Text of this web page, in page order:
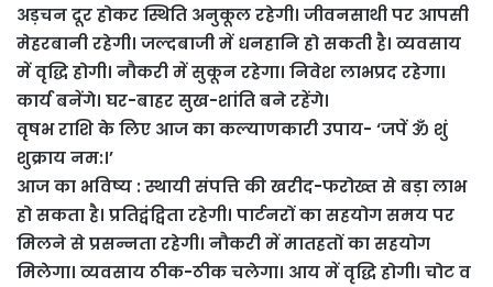
अड़चन दूर होकर स्थिति अनुकूल रहेगी। जीवनसाथी पर आपसी
मेहरबानी रहेगी। जल्दबाजी में धनहानि हो सकती है। व्यवसाय
में वृद्धि होगी। नौकरी में सुकून रहेगा। निवेश लाभप्रद रहेगा।
कार्य बनेंगे। घर-बाहर सुख-शांति बने रहेंगे।
वृषभ राशि के लिए आज का कल्याणकारी उपाय- ‘जपें ॐ शुं
शुक्राय नम:।’
आज का भविष्य : स्थायी संपत्ति की खरीद-फरोख्त से बड़ा लाभ
हो सकता है। प्रतिद्वंद्विता रहेगी। पार्टनरों का सहयोग समय पर
मिलने से प्रसन्नता रहेगी। नौकरी में मातहतों का सहयोग
मिलेगा। व्यवसाय ठीक-ठीक चलेगा। आय में वृद्धि होगी। चोट व